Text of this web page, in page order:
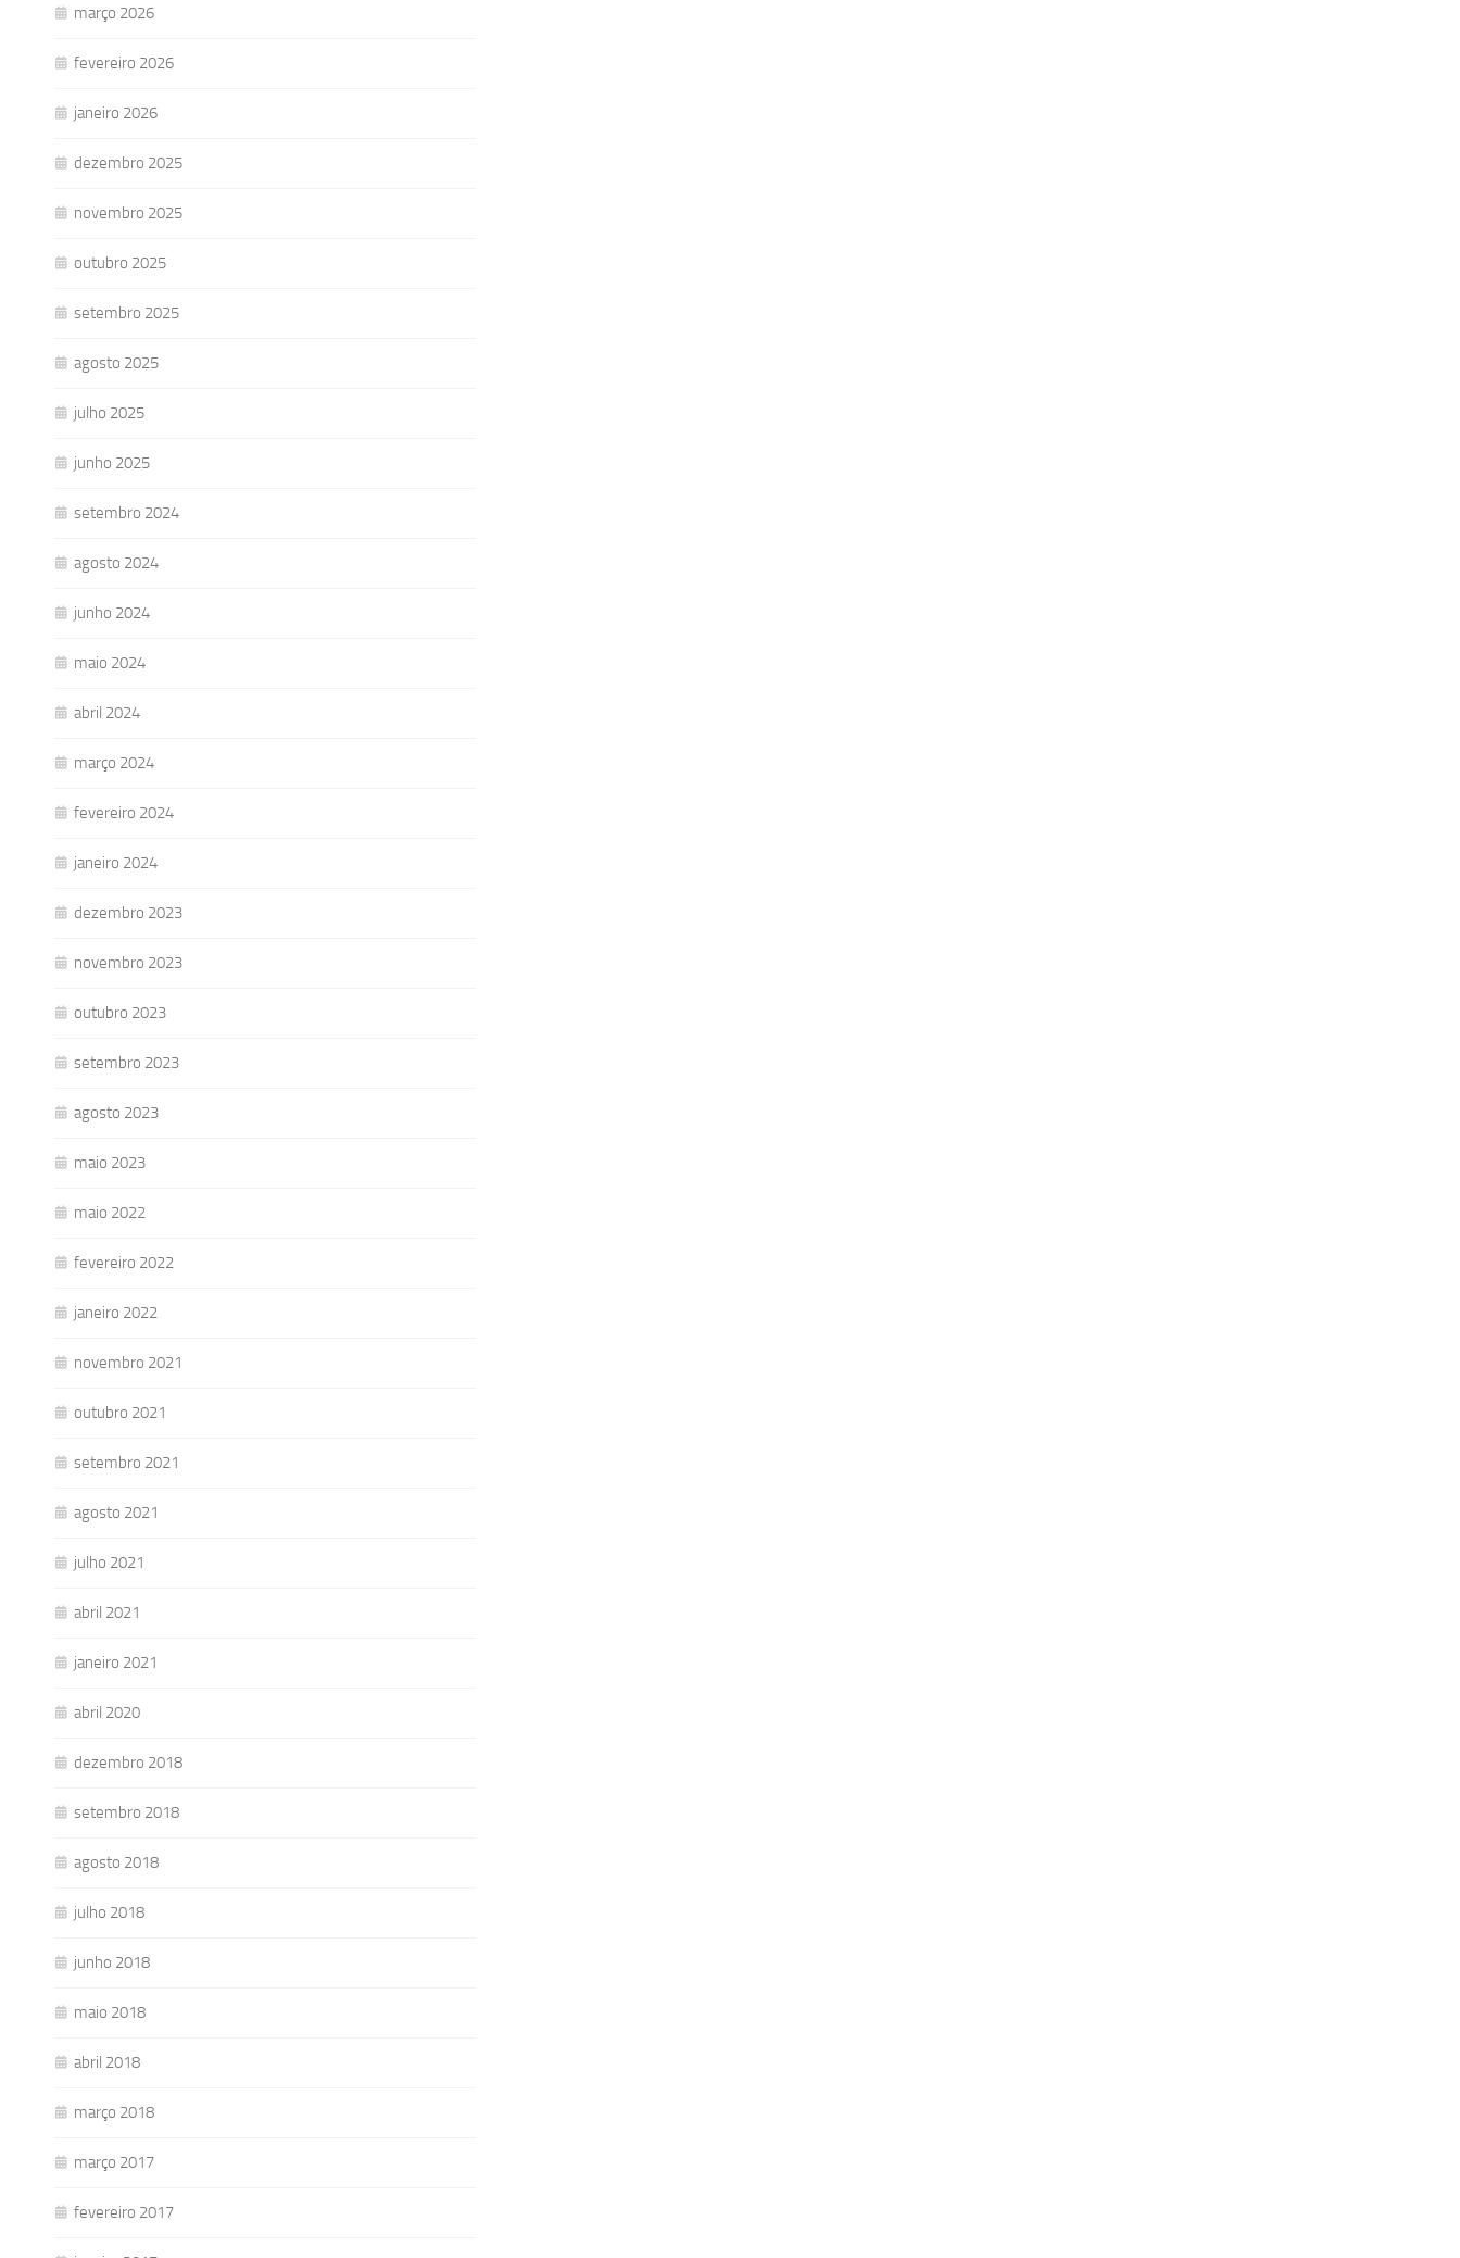
março 2026
fevereiro 2026
janeiro 2026
dezembro 2025
novembro 2025
outubro 2025
setembro 2025
agosto 2025
julho 2025
junho 2025
setembro 2024
agosto 2024
junho 2024
maio 2024
abril 2024
março 2024
fevereiro 2024
janeiro 2024
dezembro 2023
novembro 2023
outubro 2023
setembro 2023
agosto 2023
maio 2023
maio 2022
fevereiro 2022
janeiro 2022
novembro 2021
outubro 2021
setembro 2021
agosto 2021
julho 2021
abril 2021
janeiro 2021
abril 2020
dezembro 2018
setembro 2018
agosto 2018
julho 2018
junho 2018
maio 2018
abril 2018
março 2018
março 2017
fevereiro 2017